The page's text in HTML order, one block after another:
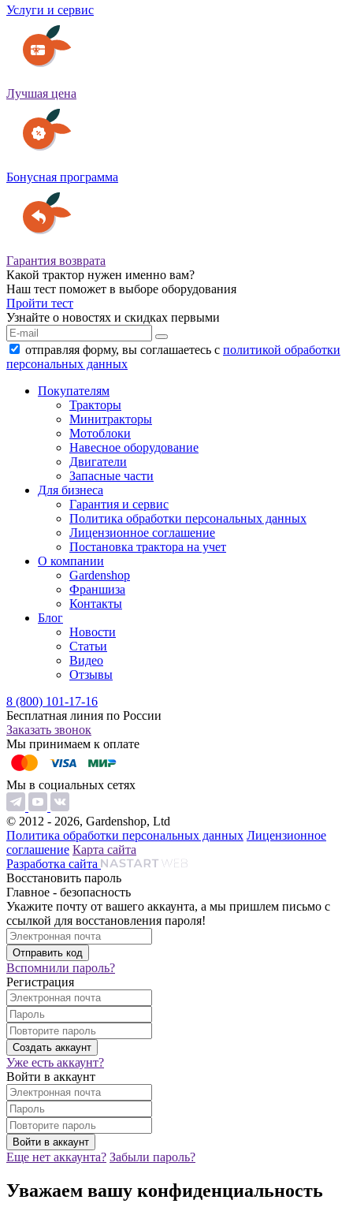
Услуги и сервис
Лучшая цена
Бонусная программа
Гарантия возврата
Какой трактор нужен именно вам?
Наш тест поможет в выборе оборудования
Пройти тест
Узнайте о новостях и скидках первыми
отправляя форму, вы соглашаетесь с политикой обработки
персональных данных
Покупателям
Тракторы
Минитракторы
Мотоблоки
Навесное оборудование
Двигатели
Запасные части
Для бизнеса
Гарантия и сервис
Политика обработки персональных данных
Лицензионное соглашение
Постановка трактора на учет
О компании
Gardenshop
Франшиза
Контакты
Блог
Новости
Статьи
Видео
Отзывы
8 (800) 101-17-16
Бесплатная линия по России
Заказать звонок
Мы принимаем к оплате
Мы в социальных сетях
© 2012 - 2026, Gardenshop, Ltd
Политика обработки персональных данных Лицензионное
соглашение Карта сайта
Разработка сайта
Восстановить пароль
Главное - безопасность
Укажите почту от вашего аккаунта, а мы пришлем письмо с
ссылкой для восстановления пароля!
Вспомнили пароль?
Регистрация
Уже есть аккаунт?
Войти в аккаунт
Еще нет аккаунта? Забыли пароль?
Уважаем вашу конфиденциальность